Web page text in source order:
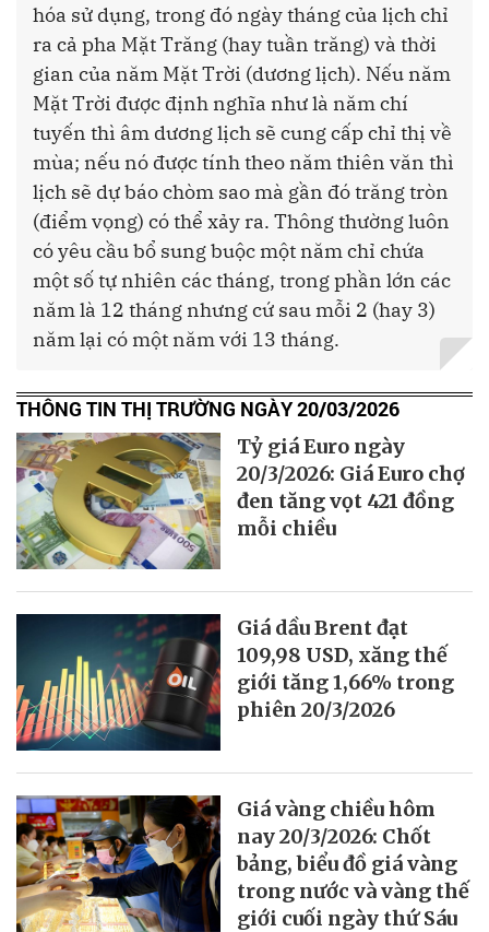
hóa sử dụng, trong đó ngày tháng của lịch chỉ
ra cả pha Mặt Trăng (hay tuần trăng) và thời
gian của năm Mặt Trời (dương lịch). Nếu năm
Mặt Trời được định nghĩa như là năm chí
tuyến thì âm dương lịch sẽ cung cấp chỉ thị về
mùa; nếu nó được tính theo năm thiên văn thì
lịch sẽ dự báo chòm sao mà gần đó trăng tròn
(điểm vọng) có thể xảy ra. Thông thường luôn
có yêu cầu bổ sung buộc một năm chỉ chứa
một số tự nhiên các tháng, trong phần lớn các
năm là 12 tháng nhưng cứ sau mỗi 2 (hay 3)
năm lại có một năm với 13 tháng.
THÔNG TIN THỊ TRƯỜNG NGÀY 20/03/2026
Tỷ giá Euro ngày
20/3/2026: Giá Euro chợ
đen tăng vọt 421 đồng
mỗi chiều
Giá dầu Brent đạt
109,98 USD, xăng thế
giới tăng 1,66% trong
phiên 20/3/2026
Giá vàng chiều hôm
nay 20/3/2026: Chốt
bảng, biểu đồ giá vàng
trong nước và vàng thế
giới cuối ngày thứ Sáu